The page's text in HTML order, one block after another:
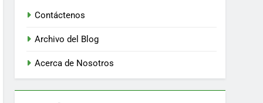
Contáctenos
Archivo del Blog
Acerca de Nosotros